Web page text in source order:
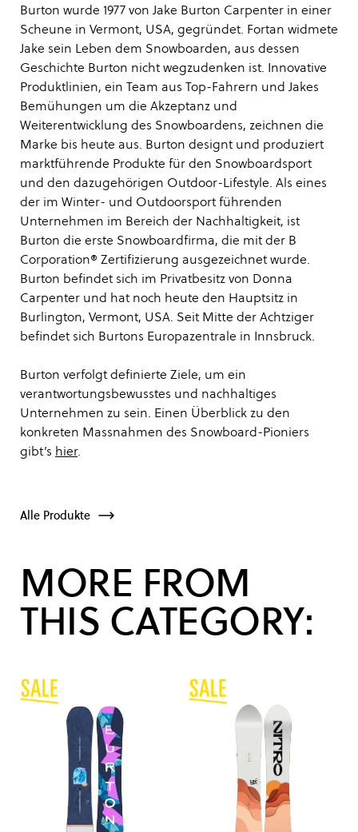
Burton wurde 1977 von Jake Burton Carpenter in einer
Scheune in Vermont, USA, gegründet. Fortan widmete
Jake sein Leben dem Snowboarden, aus dessen
Geschichte Burton nicht wegzudenken ist. Innovative
Produktlinien, ein Team aus Top-Fahrern und Jakes
Bemühungen um die Akzeptanz und
Weiterentwicklung des Snowboardens, zeichnen die
Marke bis heute aus. Burton designt und produziert
marktführende Produkte für den Snowboardsport
und den dazugehörigen Outdoor-Lifestyle. Als eines
der im Winter- und Outdoorsport führenden
Unternehmen im Bereich der Nachhaltigkeit, ist
Burton die erste Snowboardfirma, die mit der B
Corporation® Zertifizierung ausgezeichnet wurde.
Burton befindet sich im Privatbesitz von Donna
Carpenter und hat noch heute den Hauptsitz in
Burlington, Vermont, USA. Seit Mitte der Achtziger
befindet sich Burtons Europazentrale in Innsbruck.
Burton verfolgt definierte Ziele, um ein
verantwortungsbewusstes und nachhaltiges
Unternehmen zu sein. Einen Überblick zu den
konkreten Massnahmen des Snowboard-Pioniers
gibt’s hier.
Alle Produkte
MORE FROM
THIS CATEGORY: